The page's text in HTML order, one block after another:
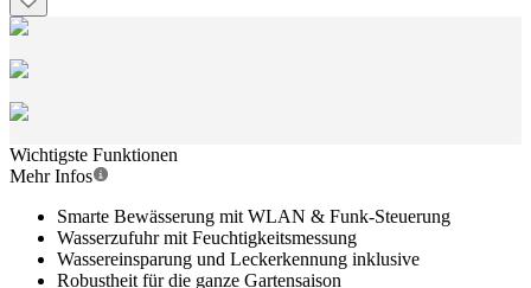
Wichtigste Funktionen
Mehr Infos
Smarte Bewässerung mit WLAN & Funk-Steuerung
Wasserzufuhr mit Feuchtigkeitsmessung
Wassereinsparung und Leckerkennung inklusive
Robustheit für die ganze Gartensaison